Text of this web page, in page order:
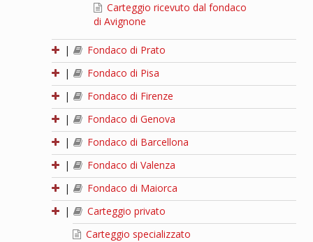
Carteggio ricevuto dal fondaco
di Avignone
|
Fondaco di Prato
|
Fondaco di Pisa
|
Fondaco di Firenze
|
Fondaco di Genova
|
Fondaco di Barcellona
|
Fondaco di Valenza
|
Fondaco di Maiorca
|
Carteggio privato
Carteggio specializzato